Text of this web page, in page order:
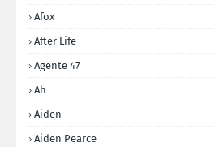
Afox
After Life
Agente 47
Ah
Aiden
Aiden Pearce